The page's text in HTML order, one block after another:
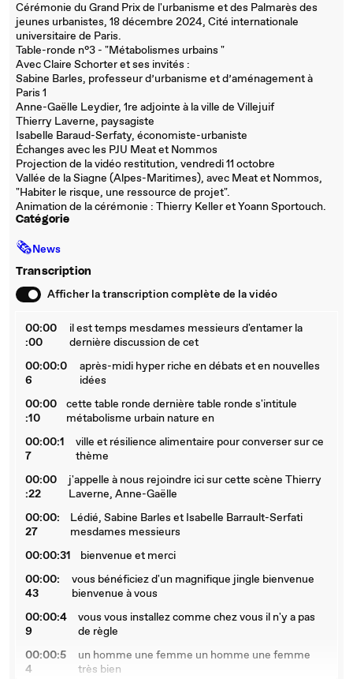
Cérémonie du Grand Prix de l'urbanisme et des Palmarès des
jeunes urbanistes, 18 décembre 2024, Cité internationale
universitaire de Paris.
Table-ronde n°3 - "Métabolismes urbains "
Avec Claire Schorter et ses invités :
Sabine Barles, professeur d’urbanisme et d’aménagement à
Paris 1
Anne-Gaëlle Leydier, 1re adjointe à la ville de Villejuif
Thierry Laverne, paysagiste
Isabelle Baraud-Serfaty, économiste-urbaniste
Échanges avec les PJU Meat et Nommos
Projection de la vidéo restitution, vendredi 11 octobre
Vallée de la Siagne (Alpes-Maritimes), avec Meat et Nommos,
"Habiter le risque, une ressource de projet".
Animation de la cérémonie : Thierry Keller et Yoann Sportouch.
Catégorie
🗞News
Transcription
Afficher la transcription complète de la vidéo
00:00
:00
il est temps mesdames messieurs d'entamer la
dernière discussion de cet
00:00:0
6
après-midi hyper riche en débats et en nouvelles
idées
00:00
:10
cette table ronde dernière table ronde s'intitule
métabolisme urbain nature en
00:00:1
7
ville et résilience alimentaire pour converser sur ce
thème
00:00
:22
j'appelle à nous rejoindre ici sur cette scène Thierry
Laverne, Anne-Gaëlle
00:00:
27
Lédié, Sabine Barles et Isabelle Barrault-Serfati
mesdames messieurs
00:00:31
bienvenue et merci
00:00:
43
vous bénéficiez d'un magnifique jingle bienvenue
bienvenue à vous
00:00:4
9
vous vous installez comme chez vous il n'y a pas
de règle
00:00:5
4
un homme une femme un homme une femme
très bien